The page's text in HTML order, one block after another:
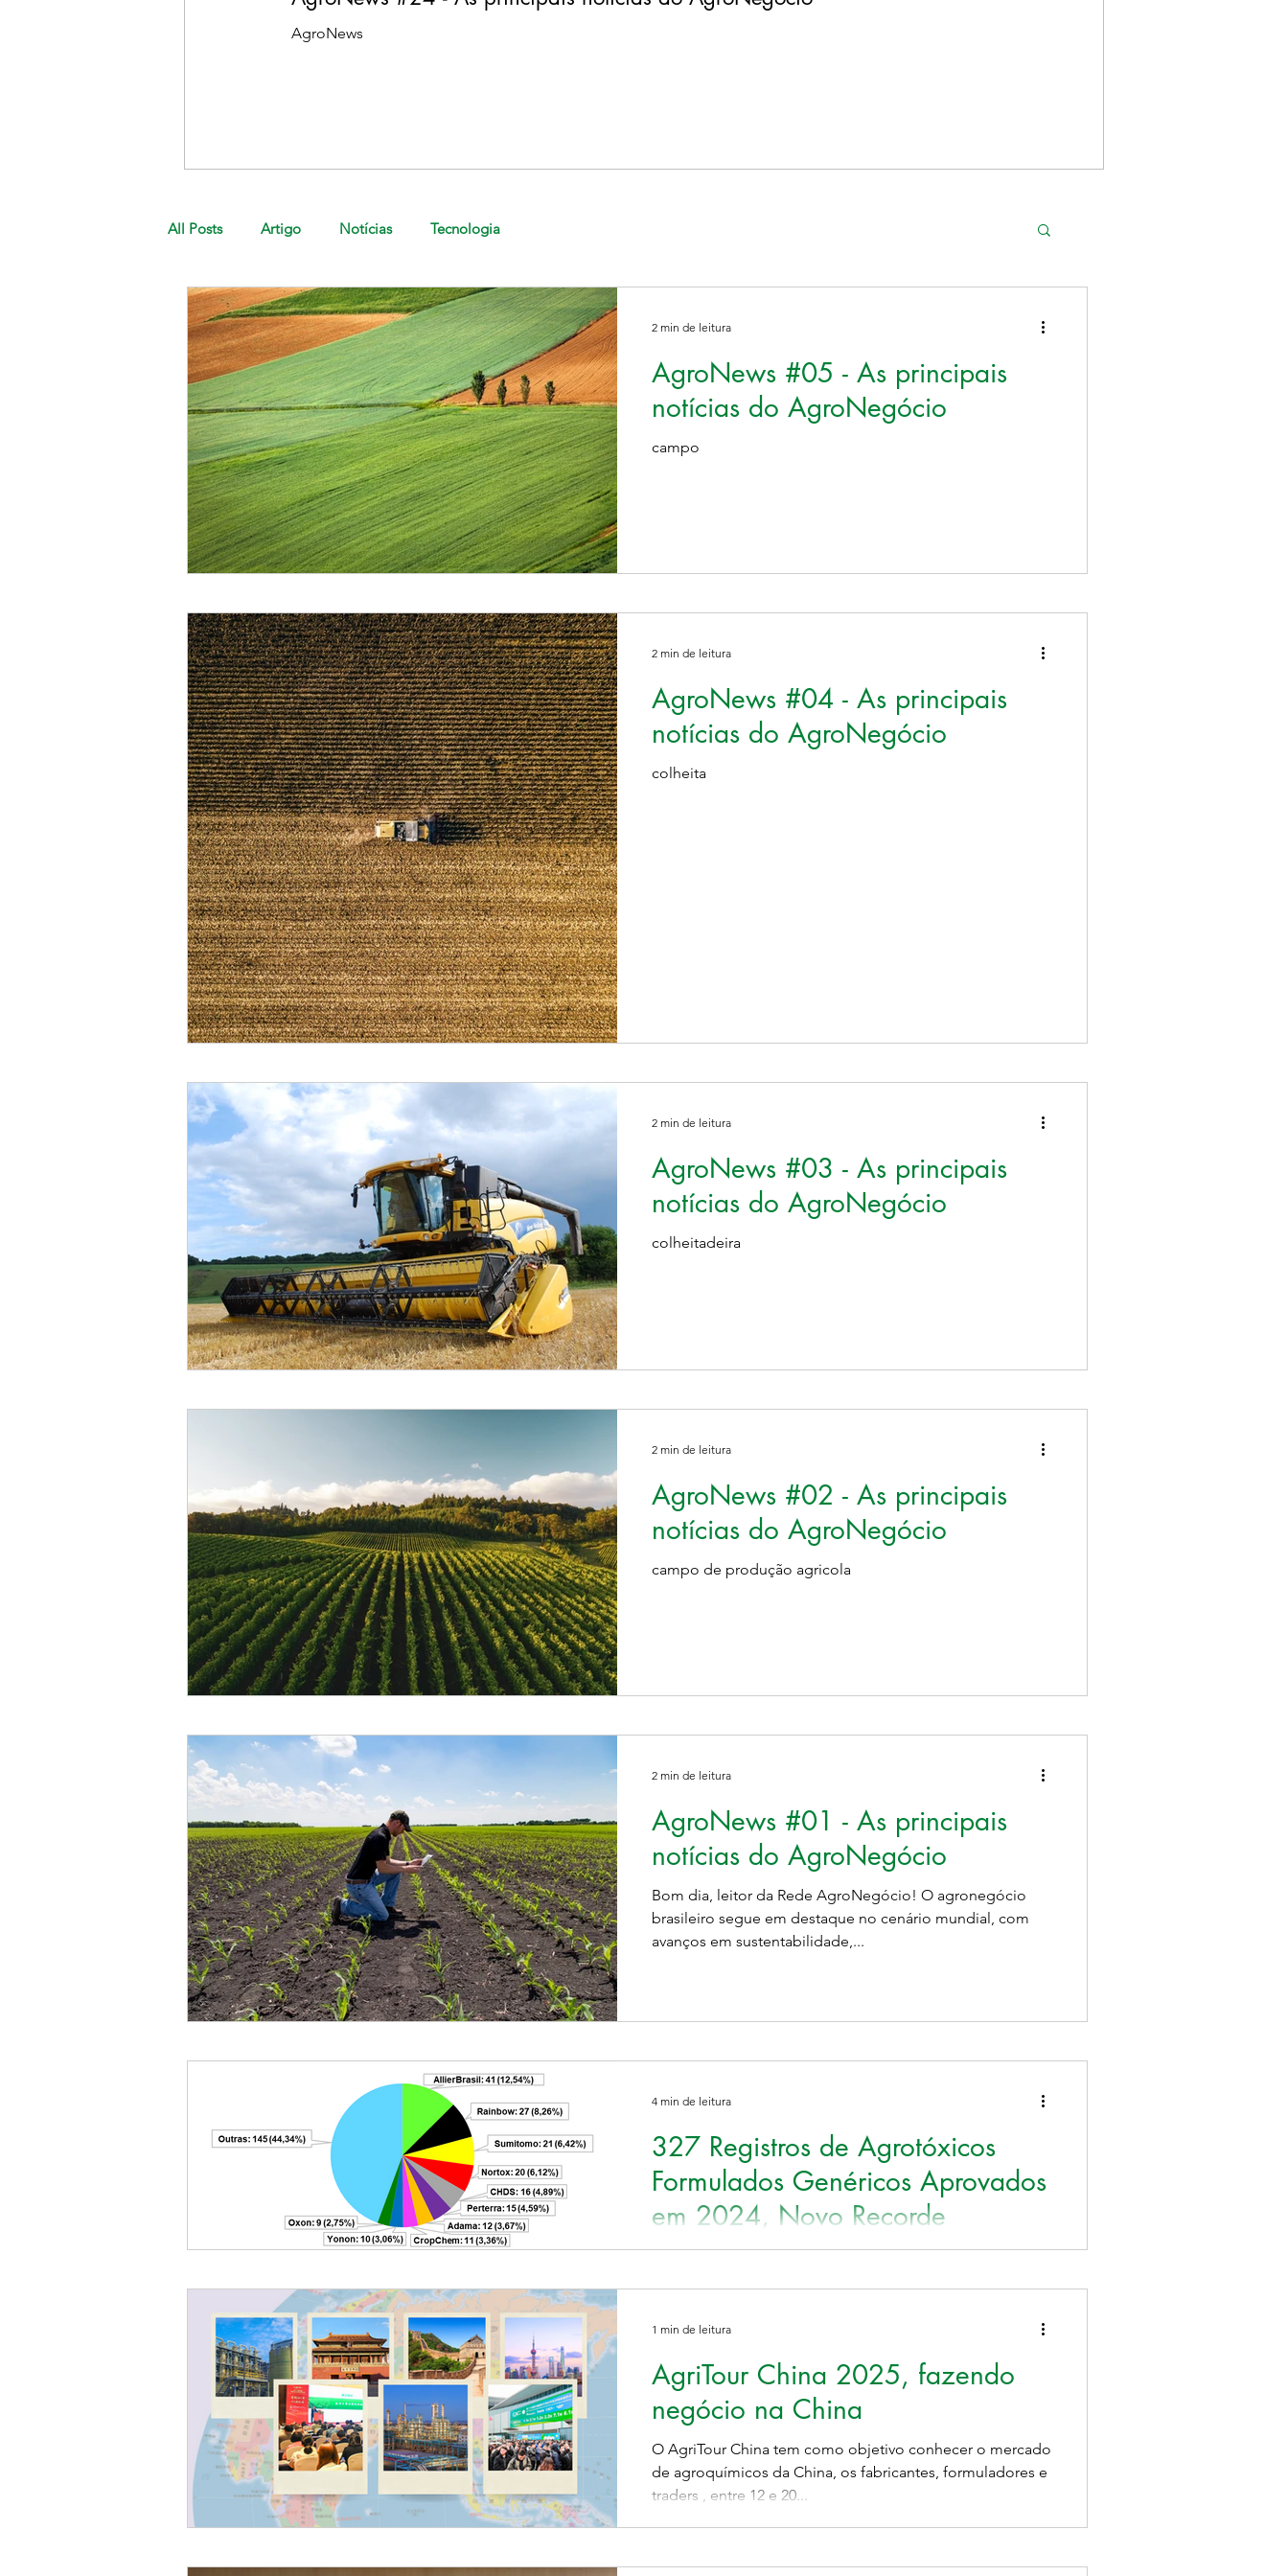
AgroNews
All Posts Artigo Notícias Tecnologia
AgroNews #05 - As principais
notícias do AgroNegócio
campo
2 min de leitura
AgroNews #04 - As principais
notícias do AgroNegócio
colheita
2 min de leitura
AgroNews #03 - As principais
notícias do AgroNegócio
colheitadeira
2 min de leitura
AgroNews #02 - As principais
notícias do AgroNegócio
campo de produção agricola
2 min de leitura
AgroNews #01 - As principais
notícias do AgroNegócio
Bom dia, leitor da Rede AgroNegócio! O agronegócio
brasileiro segue em destaque no cenário mundial, com
avanços em sustentabilidade,...
2 min de leitura
327 Registros de Agrotóxicos
Formulados Genéricos Aprovados
em 2024, Novo Recorde
Flavio Hirata , é sócio da AllierBrasil , engenheiro
4 min de leitura
AgriTour China 2025, fazendo
negócio na China
O AgriTour China tem como objetivo conhecer o mercado
de agroquímicos da China, os fabricantes, formuladores e
traders , entre 12 e 20...
1 min de leitura